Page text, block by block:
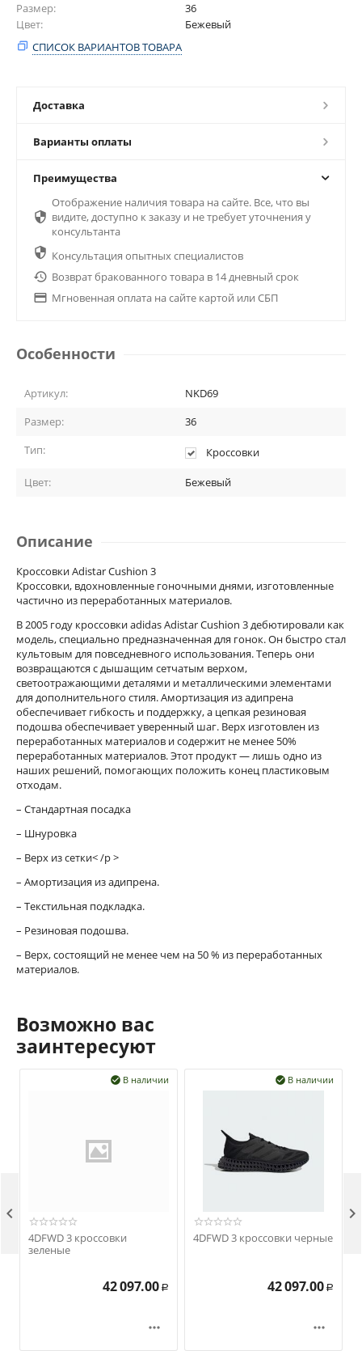
Размер
36
Цвет
Бежевый
СПИСОК ВАРИАНТОВ ТОВАРА
Доставка
Варианты оплаты
Преимущества

Отображение наличия товара на сайте. Все, что вы
видите, доступно к заказу и не требует уточнения у
консультанта
 Консультация опытных специалистов
 Возврат бракованного товара в 14 дневный срок
 Мгновенная оплата на сайте картой или СБП
Особенности
Артикул:
NKD69
Размер:
36
Тип:
Кроссовки
Цвет: Бежевый
Описание
Кроссовки Adistar Cushion 3
Кроссовки, вдохновленные гоночными днями, изготовленные
частично из переработанных материалов.
В 2005 году кроссовки adidas Adistar Cushion 3 дебютировали как
модель, специально предназначенная для гонок. Он быстро стал
культовым для повседневного использования. Теперь они
возвращаются с дышащим сетчатым верхом,
светоотражающими деталями и металлическими элементами
для дополнительного стиля. Амортизация из адипрена
обеспечивает гибкость и поддержку, а цепкая резиновая
подошва обеспечивает уверенный шаг. Верх изготовлен из
переработанных материалов и содержит не менее 50%
переработанных материалов. Этот продукт — лишь одно из
наших решений, помогающих положить конец пластиковым
отходам.
– Стандартная посадка
– Шнуровка
– Верх из сетки< /p >
– Амортизация из адипрена.
– Текстильная подкладка.
– Резиновая подошва.
– Верх, состоящий не менее чем на 50 % из переработанных
материалов.
Возможно вас
заинтересуют
В наличии

4DFWD 3 кроссовки
зеленые
42 097.00 Р

В наличии

4DFWD 3 кроссовки черные
42 097.00 Р

 